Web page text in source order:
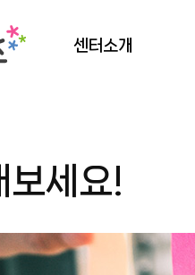
센터소개
회원안내
보세요!